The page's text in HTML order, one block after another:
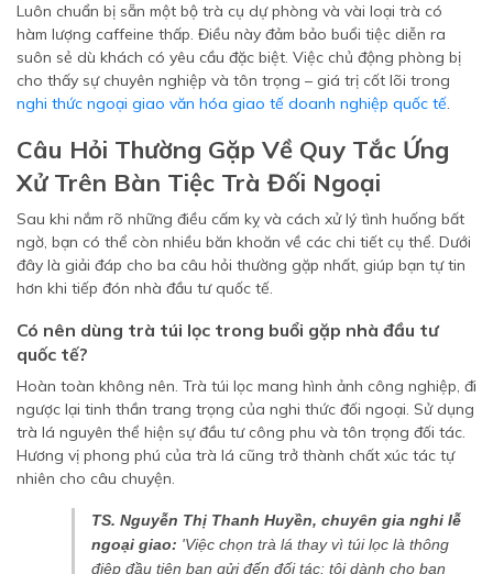
Luôn chuẩn bị sẵn một bộ trà cụ dự phòng và vài loại trà có
hàm lượng caffeine thấp. Điều này đảm bảo buổi tiệc diễn ra
suôn sẻ dù khách có yêu cầu đặc biệt. Việc chủ động phòng bị
cho thấy sự chuyên nghiệp và tôn trọng – giá trị cốt lõi trong
nghi thức ngoại giao văn hóa giao tế doanh nghiệp quốc tế.
Câu Hỏi Thường Gặp Về Quy Tắc Ứng
Xử Trên Bàn Tiệc Trà Đối Ngoại
Sau khi nắm rõ những điều cấm kỵ và cách xử lý tình huống bất
ngờ, bạn có thể còn nhiều băn khoăn về các chi tiết cụ thể. Dưới
đây là giải đáp cho ba câu hỏi thường gặp nhất, giúp bạn tự tin
hơn khi tiếp đón nhà đầu tư quốc tế.
Có nên dùng trà túi lọc trong buổi gặp nhà đầu tư
quốc tế?
Hoàn toàn không nên. Trà túi lọc mang hình ảnh công nghiệp, đi
ngược lại tinh thần trang trọng của nghi thức đối ngoại. Sử dụng
trà lá nguyên thể hiện sự đầu tư công phu và tôn trọng đối tác.
Hương vị phong phú của trà lá cũng trở thành chất xúc tác tự
nhiên cho câu chuyện.
TS. Nguyễn Thị Thanh Huyền, chuyên gia nghi lễ
ngoại giao: 'Việc chọn trà lá thay vì túi lọc là thông
điệp đầu tiên bạn gửi đến đối tác: tôi dành cho bạn